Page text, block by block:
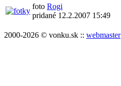
foto Rogi
pridané 12.2.2007 15:49
2000-2026 © vonku.sk :: webmaster